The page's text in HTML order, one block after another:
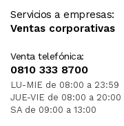
Servicios a empresas:
Ventas corporativas
Venta telefónica:
0810 333 8700
LU-MIE de 08:00 a 23:59
JUE-VIE de 08:00 a 20:00
SA de 09:00 a 13:00